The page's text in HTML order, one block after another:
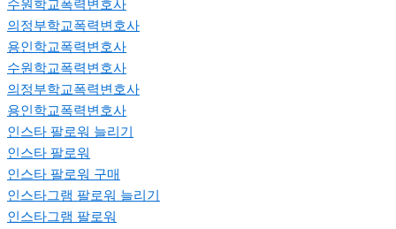
수원학교폭력변호사
의정부학교폭력변호사
용인학교폭력변호사
수원학교폭력변호사
의정부학교폭력변호사
용인학교폭력변호사
인스타 팔로워 늘리기
인스타 팔로워
인스타 팔로워 구매
인스타그램 팔로워 늘리기
인스타그램 팔로워